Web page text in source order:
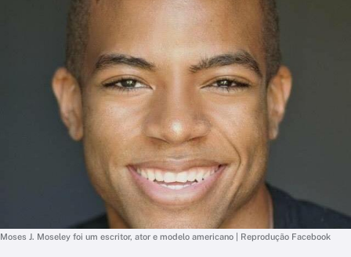
Moses J. Moseley foi um escritor, ator e modelo americano | Reprodução Facebook